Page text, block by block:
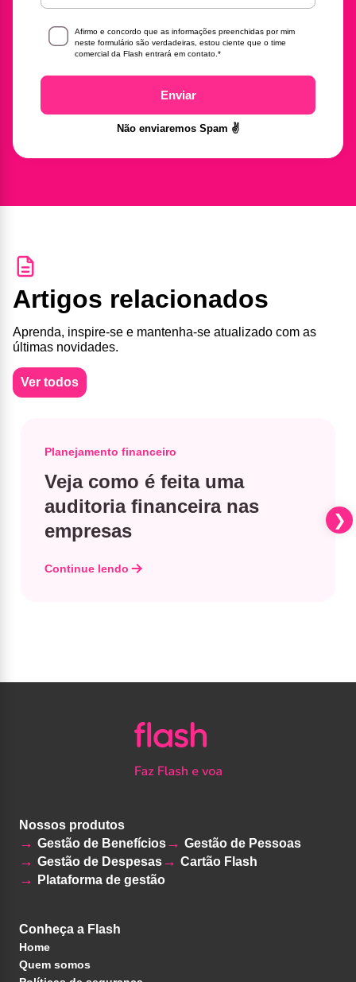
Afirmo e concordo que as informações preenchidas por mim
neste formulário são verdadeiras, estou ciente que o time
comercial da Flash entrará em contato. *
Enviar
Não enviaremos Spam ✌️
Artigos relacionados
Aprenda, inspire-se e mantenha-se atualizado com as
últimas novidades.
Ver todos
Planejamento financeiro
Veja como é feita uma
auditoria financeira nas
empresas
Continue lendo
Nossos produtos
Gestão de Benefícios
Gestão de Pessoas
Gestão de Despesas
Cartão Flash
Plataforma de gestão
Conheça a Flash
Home
Quem somos